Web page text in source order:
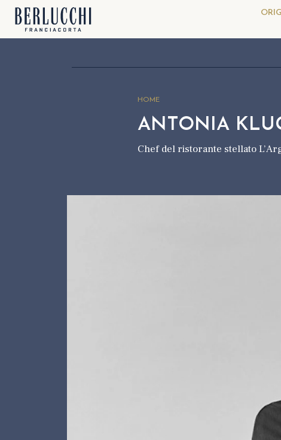
HOME
ANTONIA
Chef del ristorante stellato